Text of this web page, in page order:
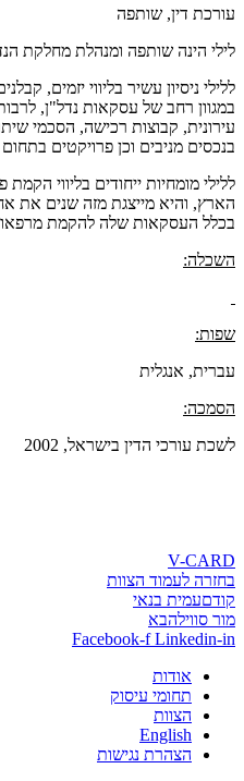
עורכת דין, שותפה
לילי הינה שותפה ומנהלת מחלקת
ללילי ניסיון עשיר בליווי יזמים,
במגוון רחב של עסקאות נדל"ן,
עירונית, קבוצות רכישה, הסכמי
בנכסים מניבים וכן פרויקטים
ללילי מומחיות ייחודים בליווי
הארץ, והיא מייצגת מזה שנים את
בכלל העסקאות שלה להקמת
השכלה:
שפות:
עברית, אנגלית
הסמכה:
לשכת עורכי הדין בישראל, 2002
V-CARD
בחזרה לעמוד הצוות
קודםעמית בנאי
מור סווילהבא
Facebook-f Linkedin-in
אודות
תחומי עיסוק
הצוות
English
הצהרת נגישות